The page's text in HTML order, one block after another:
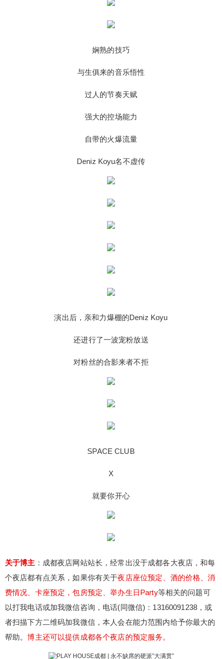
娴熟的技巧
与生俱来的音乐悟性
过人的节奏天赋
强大的控场能力
自带的火爆流量
Deniz Koyu名不虚传
演出后，亲和力爆棚的Deniz Koyu
还进行了一波宠粉放送
对粉丝的合影来者不拒
SPACE CLUB
X
就要你开心
关于博主 ：成都夜店网站站长，经常出没于成都各大夜店，和每
个夜店都有点关系，如果你有关于夜店座位预定、酒的价格、消
费情况、卡座预定，包房预定、举办生日Party等相关的问题可
以打我电话或加我微信咨询，电话(同微信)：13160091238，或
者扫描下方二维码加我微信，本人会在能力范围内给予你最大的
帮助。博主还可以提供成都各个夜店的预定服务。
50
微信支付
¥
立刻支付